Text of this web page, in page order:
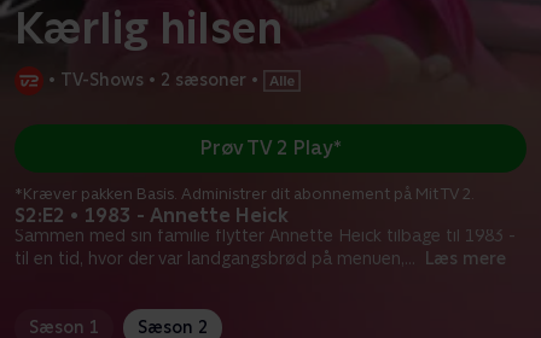
Kærlig hilsen
• TV-Shows • 2 sæsoner •
S2:E2 • 1983 - Annette Heick
Sammen med sin familie flytter Annette Heick tilbage til 1983 -
til en tid, hvor der var landgangsbrød på menuen,... Læs mere
Prøv TV 2 Play*
*Kræver pakken Basis. Administrer dit abonnement på Mit TV 2.
Sæson 1 Sæson 2